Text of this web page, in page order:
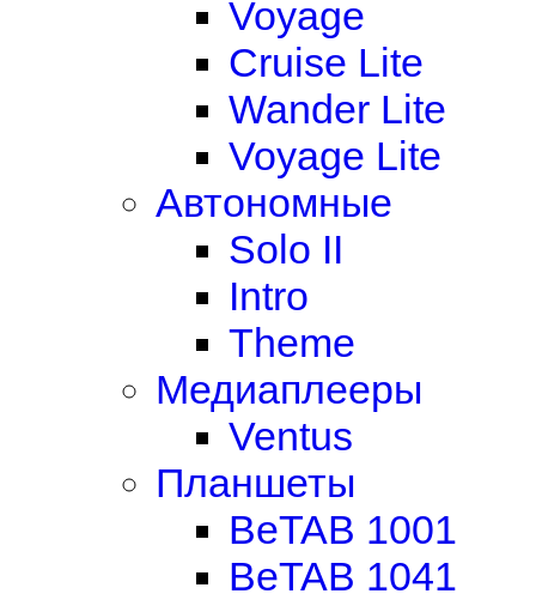
Voyage
Cruise Lite
Wander Lite
Voyage Lite
Автономные
Solo II
Intro
Theme
Медиаплееры
Ventus
Планшеты
BeTAB 1001
BeTAB 1041